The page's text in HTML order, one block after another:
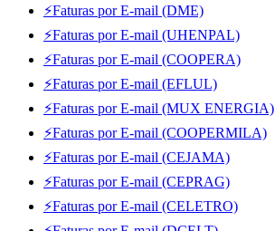
⚡Faturas por E-mail (DME)
⚡Faturas por E-mail (UHENPAL)
⚡Faturas por E-mail (COOPERA)
⚡Faturas por E-mail (EFLUL)
⚡Faturas por E-mail (MUX ENERGIA)
⚡Faturas por E-mail (COOPERMILA)
⚡Faturas por E-mail (CEJAMA)
⚡Faturas por E-mail (CEPRAG)
⚡Faturas por E-mail (CELETRO)